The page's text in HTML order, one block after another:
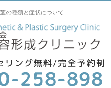
の種類と症状について